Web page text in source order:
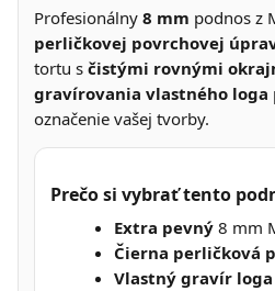
Profesionálny 8 mm podnos z
perličkovej povrchovej
tortu s čistými rovnými
gravírovania vlastného loga
označenie vašej tvorby.
Prečo si vybrať tento
Extra pevný 8 mm
Čierna perličková
Vlastný gravír loga